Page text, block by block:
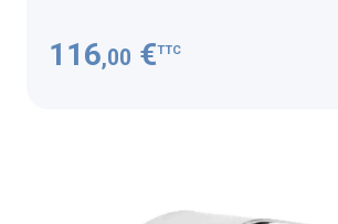
116,00 €TTC